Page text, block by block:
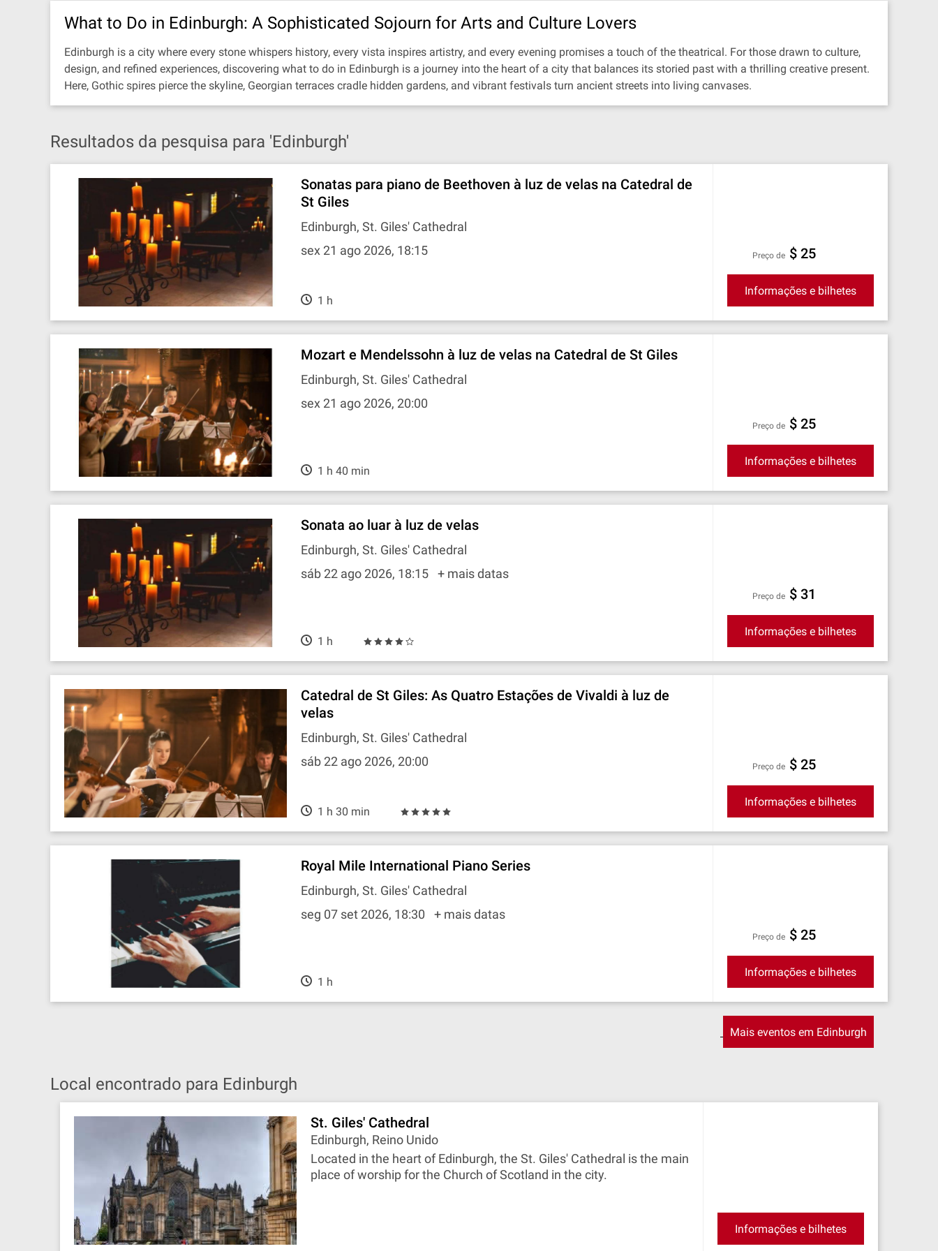
What to Do in Edinburgh: A Sophisticated Sojourn for Arts and Culture Lovers
Edinburgh is a city where every stone whispers history, every vista inspires artistry, and every evening promises a touch of the theatrical. For those drawn to culture,
design, and refined experiences, discovering what to do in Edinburgh is a journey into the heart of a city that balances its storied past with a thrilling creative present.
Here, Gothic spires pierce the skyline, Georgian terraces cradle hidden gardens, and vibrant festivals turn ancient streets into living canvases.
Resultados da pesquisa para 'Edinburgh'
Sonatas para piano de Beethoven à luz de velas na Catedral de
St Giles
Edinburgh, St. Giles' Cathedral
sex 21 ago 2026, 18:15
1 h
preço de $ 25
Informações e bilhetes
Mozart e Mendelssohn à luz de velas na Catedral de St Giles
Edinburgh, St. Giles' Cathedral
sex 21 ago 2026, 20:00
1 h 40 min
preço de $ 25
Informações e bilhetes
Sonata ao luar à luz de velas
Edinburgh, St. Giles' Cathedral
sáb 22 ago 2026, 18:15
+ mais datas
1 h
preço de $ 31
Informações e bilhetes
Catedral de St Giles: As Quatro Estações de Vivaldi à luz de
velas
Edinburgh, St. Giles' Cathedral
sáb 22 ago 2026, 20:00
1 h 30 min
preço de $ 25
Informações e bilhetes
Royal Mile International Piano Series
Edinburgh, St. Giles' Cathedral
seg 07 set 2026, 18:30
+ mais datas
1 h
preço de $ 25
Informações e bilhetes
Mais eventos em Edinburgh
Local encontrado para Edinburgh
St. Giles' Cathedral
Edinburgh, Reino Unido
Located in the heart of Edinburgh, the St. Giles' Cathedral is the main
place of worship for the Church of Scotland in the city.
Informações e bilhetes